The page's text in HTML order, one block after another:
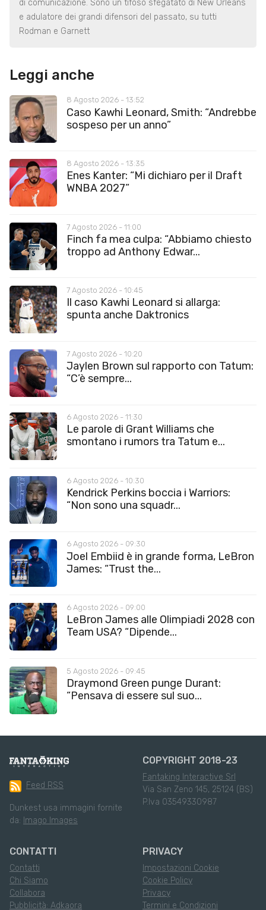
di comunicazione. Sono un tifoso sfegatato di New Orleans
e adulatore dei grandi difensori del passato, su tutti
Rodman e Garnett
Leggi anche
8 Agosto 2026 - 13:52
Caso Kawhi Leonard, Smith: “Andrebbe
sospeso per un anno”
8 Agosto 2026 - 13:35
Enes Kanter: “Mi dichiaro per il Draft
WNBA 2027”
7 Agosto 2026 - 11:00
Finch fa mea culpa: “Abbiamo chiesto
troppo ad Anthony Edwar...
7 Agosto 2026 - 10:45
Il caso Kawhi Leonard si allarga:
spunta anche Daktronics
7 Agosto 2026 - 10:20
Jaylen Brown sul rapporto con Tatum:
“C’è sempre...
6 Agosto 2026 - 11:30
Le parole di Grant Williams che
smontano i rumors tra Tatum e...
6 Agosto 2026 - 10:30
Kendrick Perkins boccia i Warriors:
“Non sono una squadr...
6 Agosto 2026 - 09:30
Joel Embiid è in grande forma, LeBron
James: “Trust the...
6 Agosto 2026 - 09:00
LeBron James alle Olimpiadi 2028 con
Team USA? “Dipende...
5 Agosto 2026 - 09:45
Draymond Green punge Durant:
“Pensava di essere sul suo...
Feed RSS
Dunkest usa immagini fornite
da: Imago Images
COPYRIGHT 2018-23
Fantaking Interactive Srl
Via San Zeno 145, 25124 (BS)
P.Iva 03549330987
CONTATTI
Contatti
Chi Siamo
Collabora
Pubblicità: Adkaora
PRIVACY
Impostazioni Cookie
Cookie Policy
Privacy
Termini e Condizioni